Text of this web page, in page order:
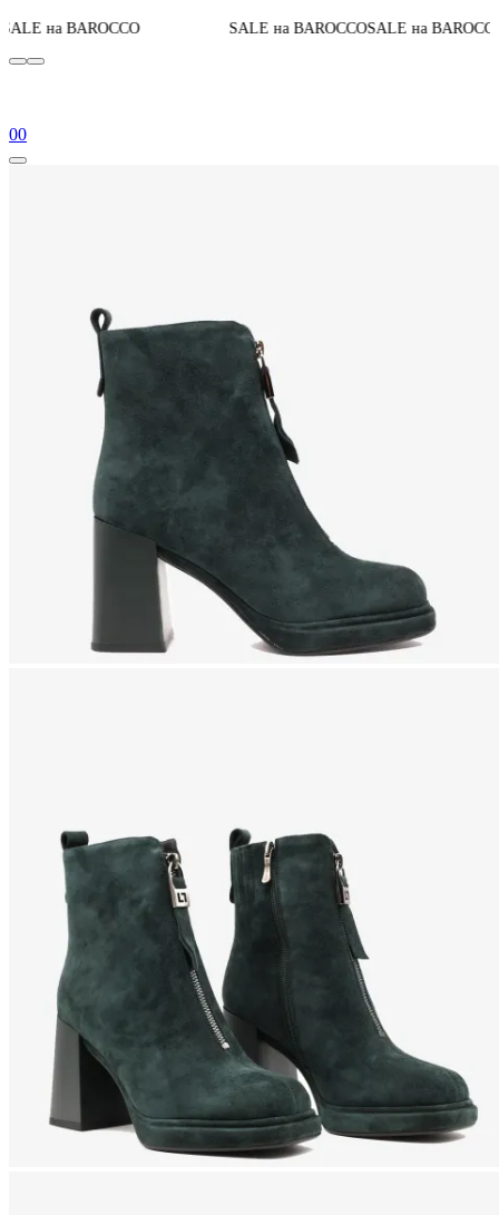
SALE на BAROCCOSALE на BAROCCOДо конца акции
00